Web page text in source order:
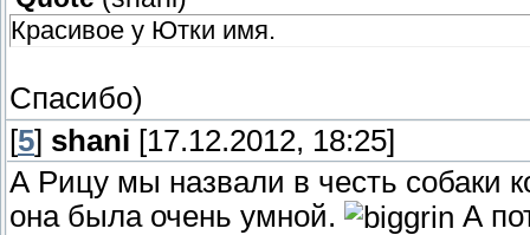
Красивое у Ютки имя.
Спасибо)
[5] shani [17.12.2012, 18:25]
А Рицу мы назвали в честь собаки
она была очень умной.
А